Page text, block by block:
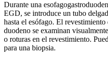
Durante una
EGD, se introduce un tubo
hasta el esófago. El
duodeno se examinan
o roturas en el revestimiento.
para una biopsia.